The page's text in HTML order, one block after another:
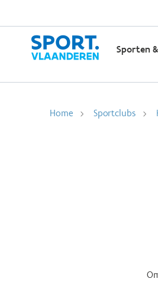
Sporten
Home Sportclubs